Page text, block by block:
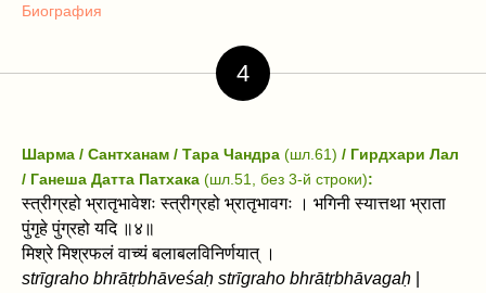
Биография
4
Шарма / Сантханам / Тара Чандра (шл.61) / Гирдхари Лал
/ Ганеша Датта Патхака (шл.51, без 3-й строки):
स्त्रीग्रहो भ्रातृभावेशः स्त्रीग्रहो भ्रातृभावगः । भगिनी स्यात्तथा भ्राता
पुंगृहे पुंग्रहो यदि ॥४॥
मिश्रे मिश्रफलं वाच्यं बलाबलविनिर्णयात्‌ ।
strīgraho bhrātṛbhāveśaḥ strīgraho bhrātṛbhāvagaḥ